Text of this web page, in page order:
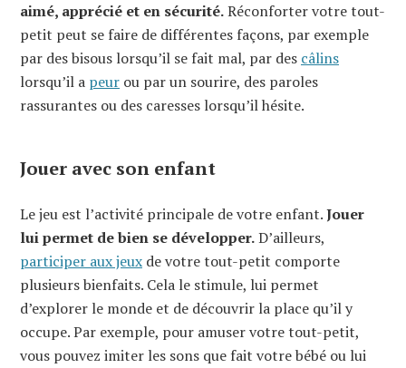
aimé, apprécié et en sécurité.Réconforter votre tout-
petit peut se faire de différentes façons, par exemple
par des bisous lorsqu’il se fait mal, par des câlins
lorsqu’il a peur ou par un sourire, des paroles
rassurantes ou des caresses lorsqu’il hésite.
Jouer avec son enfant
Le jeu est l’activité principale de votre enfant.Jouer
lui permet de bien se développer.D’ailleurs,
participer aux jeux de votre tout-petit comporte
plusieurs bienfaits. Cela le stimule, lui permet
d’explorer le monde et de découvrir la place qu’il y
occupe. Par exemple, pour amuser votre tout-petit,
vous pouvez imiter les sons que fait votre bébé ou lui